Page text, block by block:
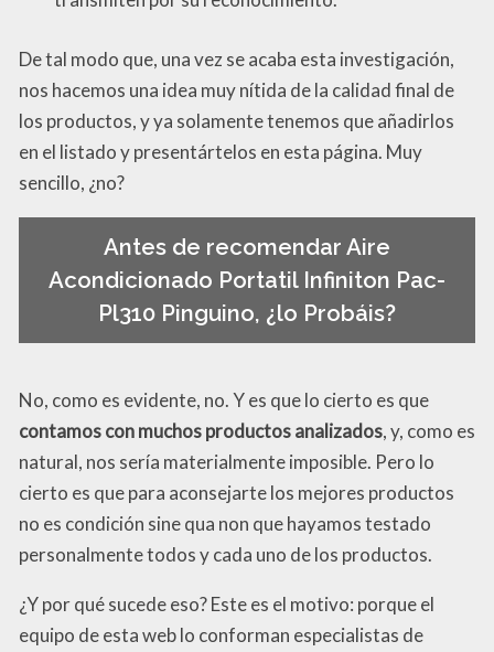
De tal modo que, una vez se acaba esta investigación,
nos hacemos una idea muy nítida de la calidad final de
los productos, y ya solamente tenemos que añadirlos
en el listado y presentártelos en esta página. Muy
sencillo, ¿no?
Antes de recomendar Aire
Acondicionado Portatil Infiniton Pac-
Pl310 Pinguino, ¿lo Probáis?
No, como es evidente, no. Y es que lo cierto es que
contamos con muchos productos analizados, y, como es
natural, nos sería materialmente imposible. Pero lo
cierto es que para aconsejarte los mejores productos
no es condición sine qua non que hayamos testado
personalmente todos y cada uno de los productos.
¿Y por qué sucede eso? Este es el motivo: porque el
equipo de esta web lo conforman especialistas de